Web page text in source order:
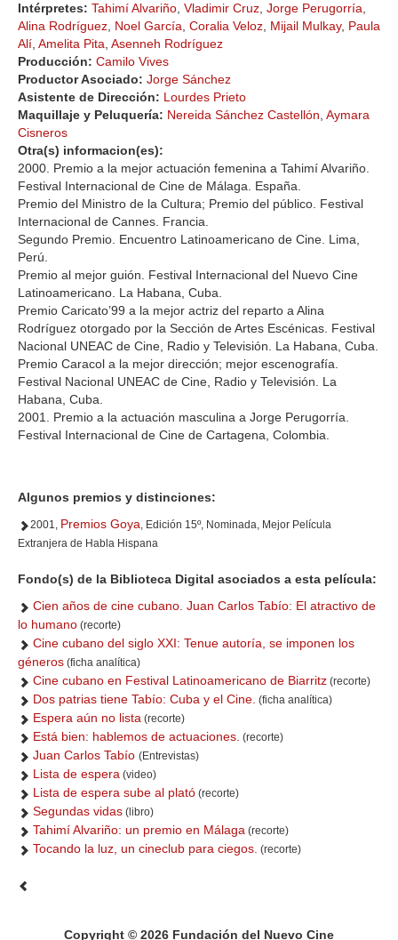
Intérpretes: Tahimí Alvariño Vladimir Cruz Jorge Perugorría
Alina Rodríguez Noel García Coralia Veloz Mijail Mulkay, Paula
Alí Amelita Pita Asenneh Rodríguez
Producción: Camilo Vives
Productor Asociado: Jorge Sánchez
Asistente de Dirección: Lourdes Prieto
Maquillaje y Peluquería: Nereida Sánchez Castellón Aymara
Cisneros
Otra(s) informacion(es):
2000. Premio a la mejor actuación femenina a Tahimí Alvariño.
Festival Internacional de Cine de Málaga. España.
Premio del Ministro de la Cultura; Premio del público. Festival
Internacional de Cannes. Francia.
Segundo Premio. Encuentro Latinoamericano de Cine. Lima,
Perú.
Premio al mejor guión. Festival Internacional del Nuevo Cine
Latinoamericano. La Habana, Cuba.
Premio Caricato’99 a la mejor actriz del reparto a Alina
Rodríguez otorgado por la Sección de Artes Escénicas. Festival
Nacional UNEAC de Cine, Radio y Televisión. La Habana, Cuba.
Premio Caracol a la mejor dirección; mejor escenografía.
Festival Nacional UNEAC de Cine, Radio y Televisión. La
Habana, Cuba.
2001. Premio a la actuación masculina a Jorge Perugorría.
Festival Internacional de Cine de Cartagena, Colombia.
Algunos premios y distinciones:
2001, Premios Goya, Edición 15º, Nominada, Mejor Película
Extranjera de Habla Hispana
Fondo(s) de la Biblioteca Digital asociados a esta película:
Cien años de cine cubano. Juan Carlos Tabío: El atractivo de
lo humano (recorte)
Cine cubano del siglo XXI: Tenue autoría, se imponen los
géneros (ficha analítica)
Cine cubano en Festival Latinoamericano de Biarritz (recorte)
Dos patrias tiene Tabío: Cuba y el Cine. (ficha analítica)
Espera aún no lista (recorte)
Está bien: hablemos de actuaciones. (recorte)
Juan Carlos Tabío (Entrevistas)
Lista de espera (video)
Lista de espera sube al plató (recorte)
Segundas vidas (libro)
Tahimí Alvariño: un premio en Málaga (recorte)
Tocando la luz, un cineclub para ciegos. (recorte)
Copyright © 2026 Fundación del Nuevo Cine